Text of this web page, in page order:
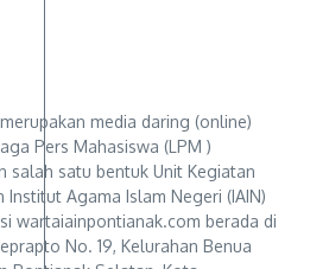
media daring (online)
Pers Mahasiswa (LPM )
salah satu bentuk Unit Kegiatan
Agama Islam Negeri (IAIN)
wartaiainpontianak.com berada di
No. 19, Kelurahan Benua